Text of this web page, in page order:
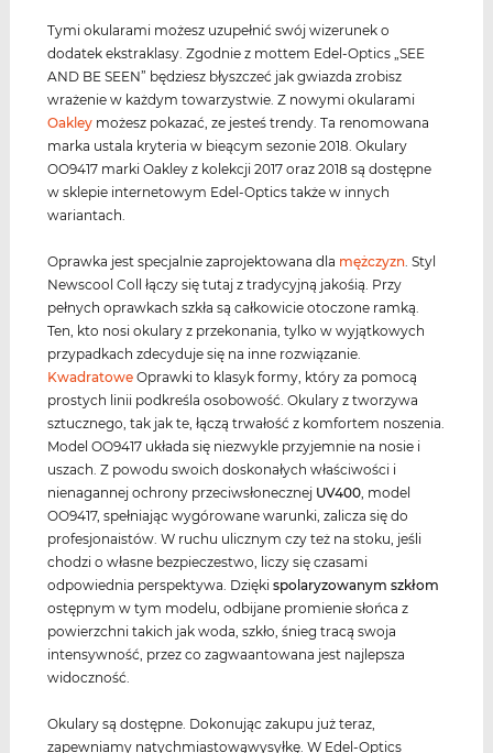
Tymi okularami możesz uzupełnić swój wizerunek o
dodatek ekstraklasy. Zgodnie z mottem Edel-Optics „SEE
AND BE SEEN” będziesz błyszczeć jak gwiazda zrobisz
wrażenie w każdym towarzystwie. Z nowymi okularami
Oakley możesz pokazać, ze jesteś trendy. Ta renomowana
marka ustala kryteria w bieącym sezonie 2018. Okulary
OO9417 marki Oakley z kolekcji 2017 oraz 2018 są dostępne
w sklepie internetowym Edel-Optics także w innych
wariantach.
Oprawka jest specjalnie zaprojektowana dla mężczyzn. Styl
Newscool Coll łączy się tutaj z tradycyjną jakośią. Przy
pełnych oprawkach szkła są całkowicie otoczone ramką.
Ten, kto nosi okulary z przekonania, tylko w wyjątkowych
przypadkach zdecyduje się na inne rozwiązanie.
Kwadratowe Oprawki to klasyk formy, który za pomocą
prostych linii podkreśla osobowość. Okulary z tworzywa
sztucznego, tak jak te, łączą trwałość z komfortem noszenia.
Model OO9417 układa się niezwykle przyjemnie na nosie i
uszach. Z powodu swoich doskonałych właściwości i
nienagannej ochrony przeciwsłonecznej UV400, model
OO9417, spełniając wygórowane warunki, zalicza się do
profesjonaistów. W ruchu ulicznym czy też na stoku, jeśli
chodzi o własne bezpieczestwo, liczy się czasami
odpowiednia perspektywa. Dziękispolaryzowanym szkłom
ostępnym w tym modelu, odbijane promienie słońca z
powierzchni takich jak woda, szkło, śnieg tracą swoja
intensywność, przez co zagwaantowana jest najlepsza
widoczność.
Okulary są dostępne. Dokonując zakupu już teraz,
zapewniamy natychmiastowąwysyłkę. W Edel-Optics